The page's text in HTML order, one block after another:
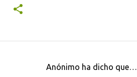
Anónimo ha dicho que…